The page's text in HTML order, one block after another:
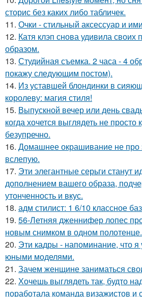
сторис без каких либо табличек.
11. Очки - стильный аксессуар и
12. Катя клэп снова удивила своих
образом.
13. Студийная съемка. 2 часа - 4
покажу следующим постом).
14. Из уставшей блондинки в
королеву: магия стиля!
15. Выпускной вечер или день
когда хочется выглядеть не просто
безупречно.
16. Домашнее окрашивание не про
вслепую.
17. Эти элегантные серьги станут
дополнением вашего образа,
утонченность и вкус.
18. адм стилист: 1 6/10 классное
19. 56-Летняя дженнифер лопес
новым снимком в одном полотенце.
20. Эти кадры - напоминание, что я
юными моделями.
21. Зачем женщине заниматься
22. Хочешь выглядеть так, будто
поработала команда визажистов и